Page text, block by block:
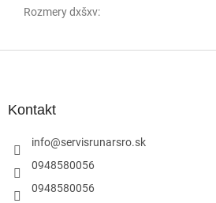
Rozmery dxšxv:
Kontakt
info@servisrunarsro.sk
0948580056
0948580056